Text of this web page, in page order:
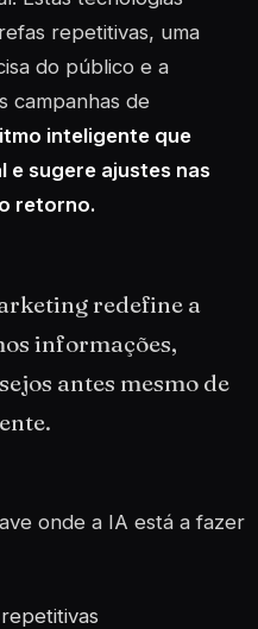
repetitivas, uma
do público e a
campanhas de
inteligente que
e sugere ajustes nas
retorno.
redefine a
informações,
antes mesmo de
onde a IA está a fazer